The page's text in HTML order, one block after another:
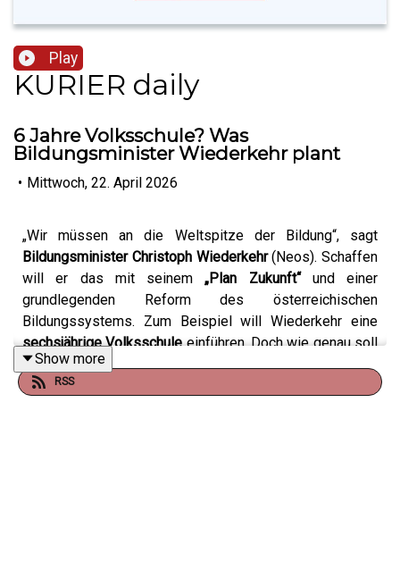
Play
KURIER daily
6 Jahre Volksschule? Was
Bildungsminister Wiederkehr plant
• Mittwoch, 22. April 2026
„Wir müssen an die Weltspitze der Bildung“, sagt
Bildungsminister Christoph Wiederkehr(Neos). Schaffen
will er das mit seinem„Plan Zukunft“und einer
grundlegenden Reform des österreichischen
Bildungssystems. Zum Beispiel will Wiederkehr eine
sechsjährige Volksschuleeinführen. Doch wie genau soll
dieses Modell funktionieren und was sagen
und Experten
Show more
RSS